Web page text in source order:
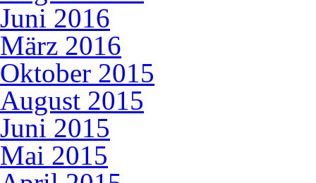
Juni 2016
März 2016
Oktober 2015
August 2015
Juni 2015
Mai 2015